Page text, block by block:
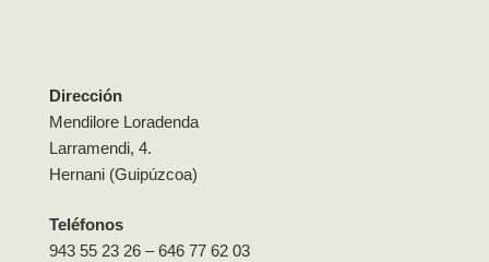
Dirección
Mendilore Loradenda
Larramendi, 4.
Hernani (Guipúzcoa)
Teléfonos
943 55 23 26 – 646 77 62 03